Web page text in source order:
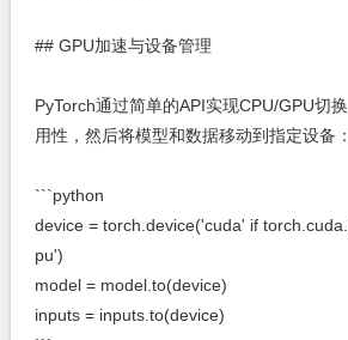
## GPU加速与设备管理
PyTorch通过简单的API实现CPU/GPU切
用性，然后将模型和数据移动到指定设备：
```python
device = torch.device('cuda' if
pu')
model = model.to(device)
inputs = inputs.to(device)